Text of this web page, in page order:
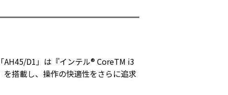
D1」は『インテル® CoreTM i3
搭載し、操作の快適性をさらに追求